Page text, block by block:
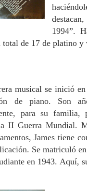
1994”.
de 17 de platino
musical se inició
de piano. Son
para su familia,
II Guerra Mundial.
James tiene
Se matriculó
en 1943. Aquí,